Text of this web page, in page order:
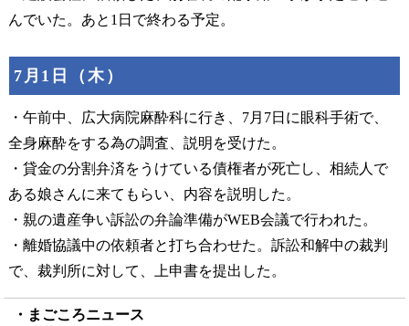
んでいた。あと1日で終わる予定。
7月1日（木）
・午前中、広大病院麻酔科に行き、7月7日に眼科手術で、
全身麻酔をする為の調査、説明を受けた。
・貸金の分割弁済をうけている債権者が死亡し、相続人で
ある娘さんに来てもらい、内容を説明した。
・親の遺産争い訴訟の弁論準備がWEB会議で行われた。
・離婚協議中の依頼者と打ち合わせた。訴訟和解中の裁判
で、裁判所に対して、上申書を提出した。
まごころニュース